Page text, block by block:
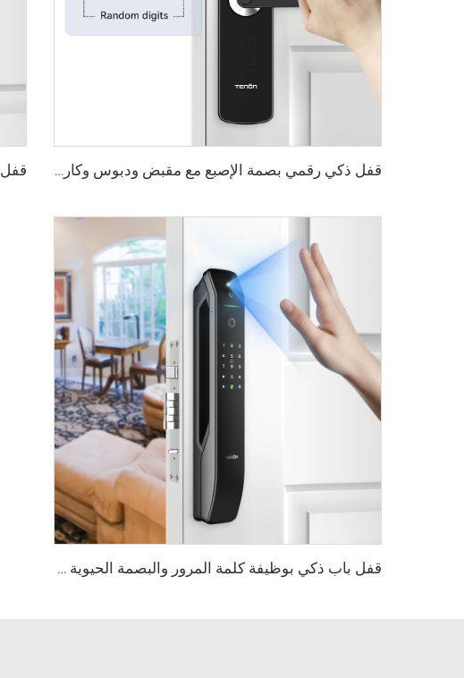
قفل ذكي رقمي بصمة الإصبع مع مقبض ودبوس وكارت Tenon E3
قفل باب ذكي بوظيفة كلمة المرور والبصمة الحيوية Tenon A6 Pro